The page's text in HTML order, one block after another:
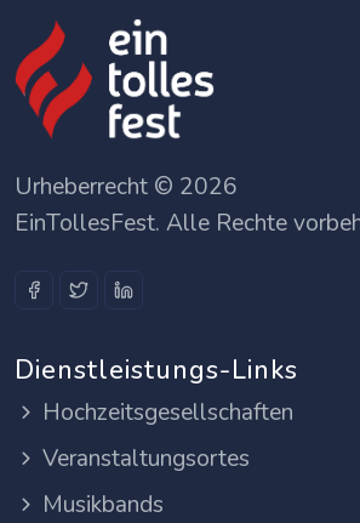
Urheberrecht © 2026
EinTollesFest. Alle Rechte
Dienstleistungs-Links
Hochzeitsgesellschaften
Veranstaltungsortes
Musikbands